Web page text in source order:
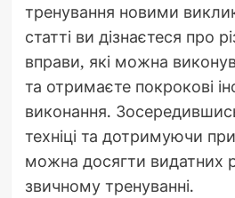
тренування новими
статті ви дізнаєтеся про
вправи, які можна
та отримаєте покрокові
виконання.
техніці та дотримуючи
можна досягти видатних
звичному тренуванні.